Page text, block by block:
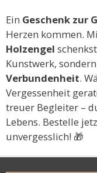
Ein Geschenk zur
Herzen kommen.
Holzengel
Kunstwerk,
Verbundenheit.
Vergessenheit
treuer Begleiter –
Lebens. Bestelle
unvergesslich! 🎁